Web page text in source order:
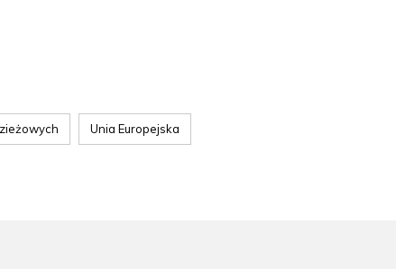
Unia Europejska